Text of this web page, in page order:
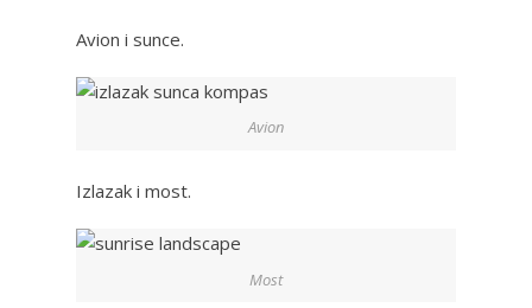
Avion i sunce.
Avion
Izlazak i most.
Most